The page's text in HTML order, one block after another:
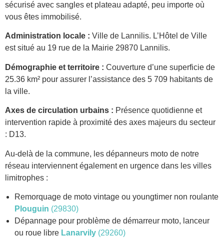
sécurisé avec sangles et plateau adapté, peu importe où
vous êtes immobilisé.
Administration locale : Ville de Lannilis. L’Hôtel de Ville
est situé au 19 rue de la Mairie 29870 Lannilis.
Démographie et territoire : Couverture d’une superficie de
25.36 km² pour assurer l’assistance des 5 709 habitants de
la ville.
Axes de circulation urbains : Présence quotidienne et
intervention rapide à proximité des axes majeurs du secteur
: D13.
Au-delà de la commune, les dépanneurs moto de notre
réseau interviennent également en urgence dans les villes
limitrophes :
Remorquage de moto vintage ou youngtimer non roulante
Plouguin (29830)
Dépannage pour problème de démarreur moto, lanceur
ou roue libre Lanarvily (29260)